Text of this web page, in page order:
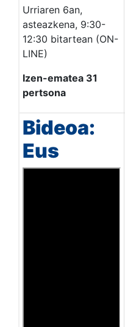
Urriaren 6an,
asteazkena, 9:30-
12:30 bitartean (ON-
LINE)
Izen-ematea 31
pertsona
Bideoa:
Eus